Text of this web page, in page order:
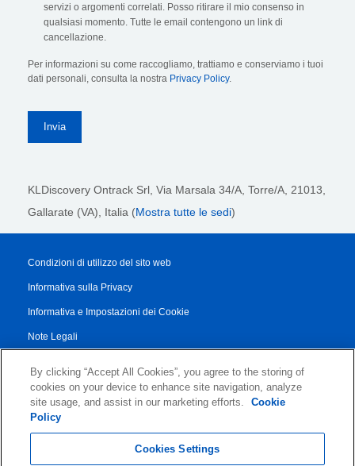
servizi o argomenti correlati. Posso ritirare il mio consenso in
qualsiasi momento. Tutte le email contengono un link di
cancellazione.
Per informazioni su come raccogliamo, trattiamo e conserviamo i tuoi
dati personali, consulta la nostra Privacy Policy.
KLDiscovery Ontrack Srl, Via Marsala 34/A, Torre/A, 21013,
Gallarate (VA), Italia (Mostra tutte le sedi)
Condizioni di utilizzo del sito web
Informativa sulla Privacy
Informativa e Impostazioni dei Cookie
Note Legali
Termini di Servizio
Accordo di Collaborazione con i Partner
By clicking “Accept All Cookies”, you agree to the storing of
cookies on your device to enhance site navigation, analyze
site usage, and assist in our marketing efforts.
Cookie
Policy
Cookies Settings